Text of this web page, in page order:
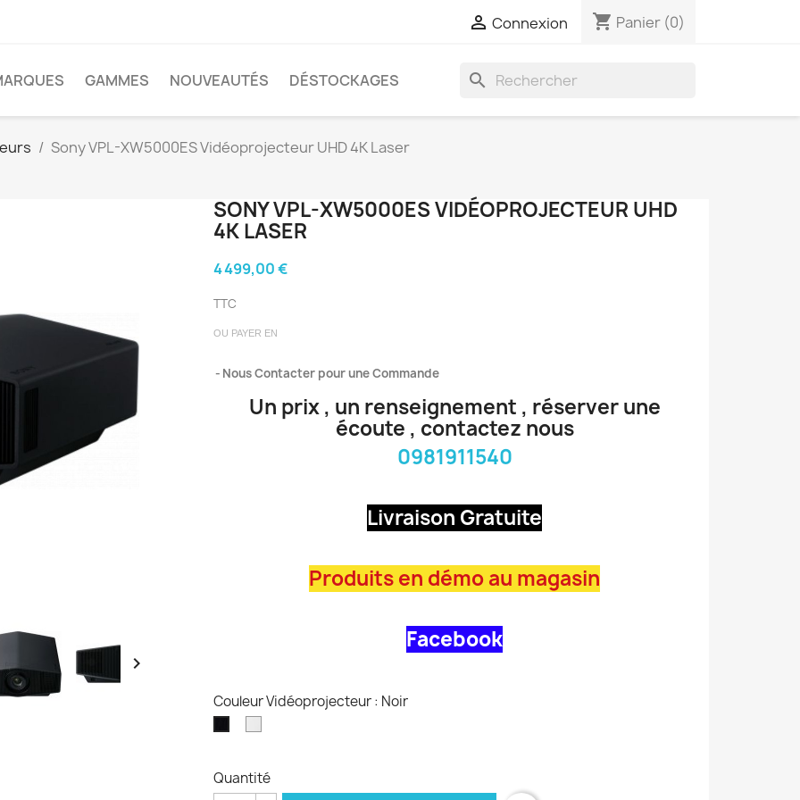
 Connexion shopping_cart Panier (0)
GAMMES NOUVEAUTÉS DÉSTOCKAGES search
Sony VPL-XW5000ES Vidéoprojecteur UHD 4K Laser

SONY VPL-XW5000ES VIDÉOPROJECTEUR UHD
4K LASER
4 499,00 €
TTC
OU PAYER EN
Nous Contacter pour une Commande
Un prix , un renseignement , réserver une
écoute , contactez nous
0981911540
Livraison Gratuite
Produits en démo au magasin
Facebook
Couleur Vidéoprojecteur : Noir
Quantité